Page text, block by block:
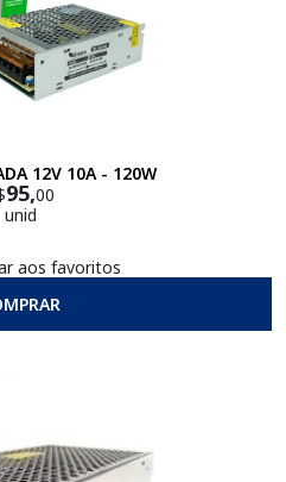
12V 10A - 120W
95,00
unid
aos favoritos